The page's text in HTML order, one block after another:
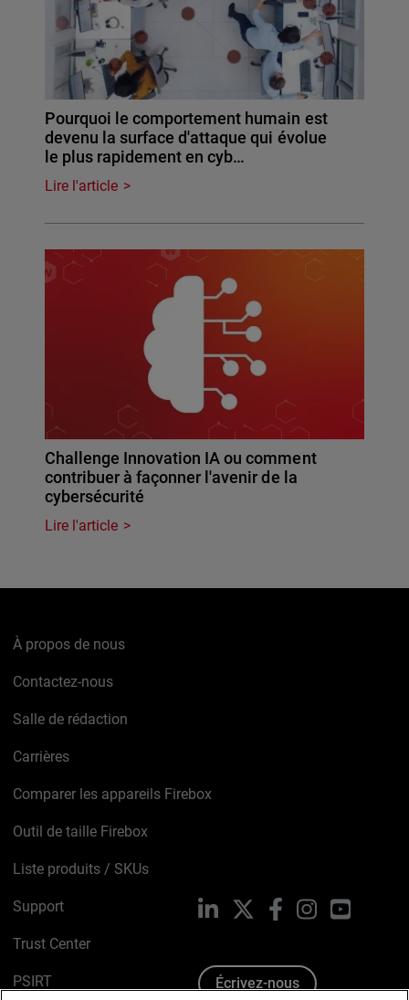
Pourquoi le comportement humain est
devenu la surface d'attaque qui évolue
le plus rapidement en cyb…
Lire l'article
Challenge Innovation IA ou comment
contribuer à façonner l'avenir de la
cybersécurité
Lire l'article
À propos de nous
Contactez-nous
Salle de rédaction
Carrières
Comparer les appareils Firebox
Outil de taille Firebox
Liste produits / SKUs
Support
Trust Center
PSIRT
LinkedIn FacebookInstagramYouTube
Écrivez-nous